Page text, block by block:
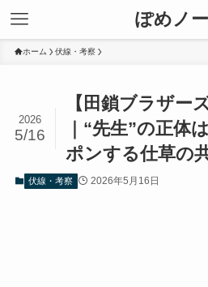
ぽめノ
ホーム 伏線・考察
【田鎖ブラザー
｜“先生”の正体
ポンする仕草の
2026
5/16
伏線・考察 2026年5月16日